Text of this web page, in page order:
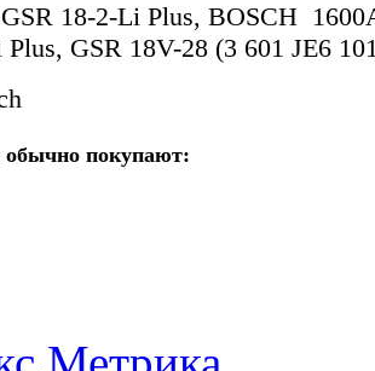
18-2-Li Plus, BOSCH
GSR 18V-28 (3 601 JE6
покупают: